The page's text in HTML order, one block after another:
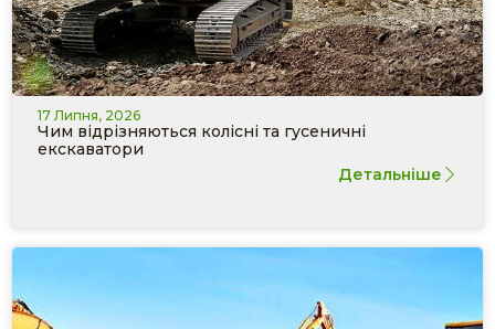
17 Липня, 2026
Чим відрізняються колісні та гусеничні
екскаватори
Детальніше